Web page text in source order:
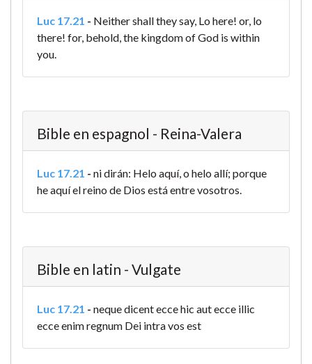
Luc 17.21 - Neither shall they say, Lo here! or, lo
there! for, behold, the kingdom of God is within
you.
Bible en espagnol - Reina-Valera
Luc 17.21 - ni dirán: Helo aquí, o helo allí; porque
he aquí el reino de Dios está entre vosotros.
Bible en latin - Vulgate
Luc 17.21 - neque dicent ecce hic aut ecce illic
ecce enim regnum Dei intra vos est